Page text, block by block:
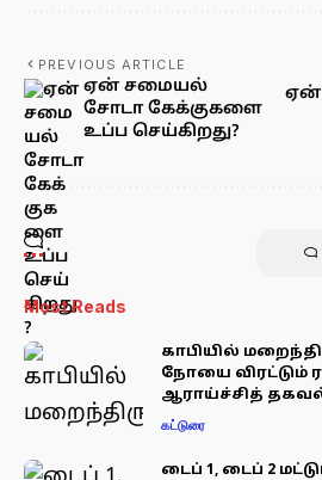
PREVIOUS ARTICLE
ஏன் சமையல்
சோடா கேக்குகளை
உப்ப செய்கிறது?
ஏன்
Most Reads
காபியில்
நோயை விரட்டும்
ஆராய்ச்சித்
கட்டுரை
டைப் 1, டைப் 2